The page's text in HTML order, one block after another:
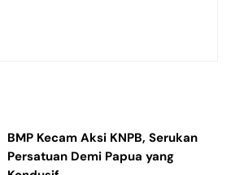
BMP Kecam Aksi KNPB, Serukan
Persatuan Demi Papua yang